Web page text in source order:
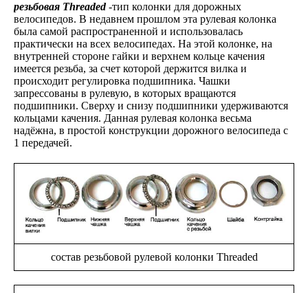
резьбовая Threaded-тип колонки для дорожных
велосипедов. В недавнем прошлом эта рулевая колонка
была самой распространенной и использовалась
практически на всех велосипедах. На этой колонке, на
внутренней стороне гайки и верхнем кольце качения
имеется резьба, за счет которой держится вилка и
происходит регулировка подшипника. Чашки
запрессованы в рулевую, в которых вращаются
подшипники. Сверху и снизу подшипники удерживаются
кольцами качения. Данная рулевая колонка весьма
надёжна, в простой конструкции дорожного велосипеда с
1 передачей.
состав резьбовой рулевой колонки Threaded